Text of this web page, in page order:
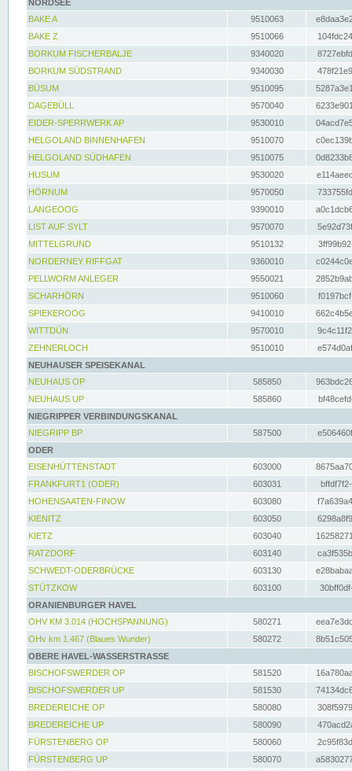
NORDSEE
BAKE A
9510063
BAKE Z
9510066
BORKUM FISCHERBALJE
9340020
BORKUM SÜDSTRAND
9340030
BÜSUM
9510095
DAGEBÜLL
9570040
EIDER-SPERRWERK AP
9530010
HELGOLAND BINNENHAFEN
9510070
HELGOLAND SÜDHAFEN
9510075
HUSUM
9530020
HÖRNUM
9570050
LANGEOOG
9390010
LIST AUF SYLT
9570070
MITTELGRUND
9510132
NORDERNEY RIFFGAT
9360010
PELLWORM ANLEGER
9550021
SCHARHÖRN
9510060
SPIEKEROOG
9410010
WITTDÜN
9570010
ZEHNERLOCH
9510010
NEUHAUSER SPEISEKANAL
NEUHAUS OP
585850
NEUHAUS UP
585860
NIEGRIPPER VERBINDUNGSKANAL
NIEGRIPP BP
587500
ODER
EISENHÜTTENSTADT
603000
FRANKFURT1 (ODER)
603031
HOHENSAATEN-FINOW
603080
KIENITZ
603050
KIETZ
603040
RATZDORF
603140
SCHWEDT-ODERBRÜCKE
603130
STÜTZKOW
603100
ORANIENBURGER HAVEL
OHV KM 3.014 (HOCHSPANNUNG)
580271
OHv km 1.467 (Blaues Wunder)
580272
OBERE HAVEL-WASSERSTRASSE
BISCHOFSWERDER OP
581520
BISCHOFSWERDER UP
581530
BREDEREICHE OP
580080
BREDEREICHE UP
580090
FÜRSTENBERG OP
580060
FÜRSTENBERG UP
580070